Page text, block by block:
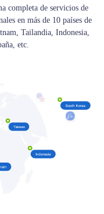
completa de servicios de
en más de 10 países de
Tailandia, Indonesia,
etc.